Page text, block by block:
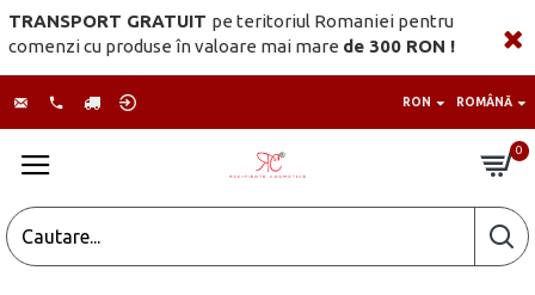
TRANSPORT GRATUIT pe teritoriul Romaniei pentru
comenzi cu produse în valoare mai mare de 300 RON !
RON ROMÂNĂ
0